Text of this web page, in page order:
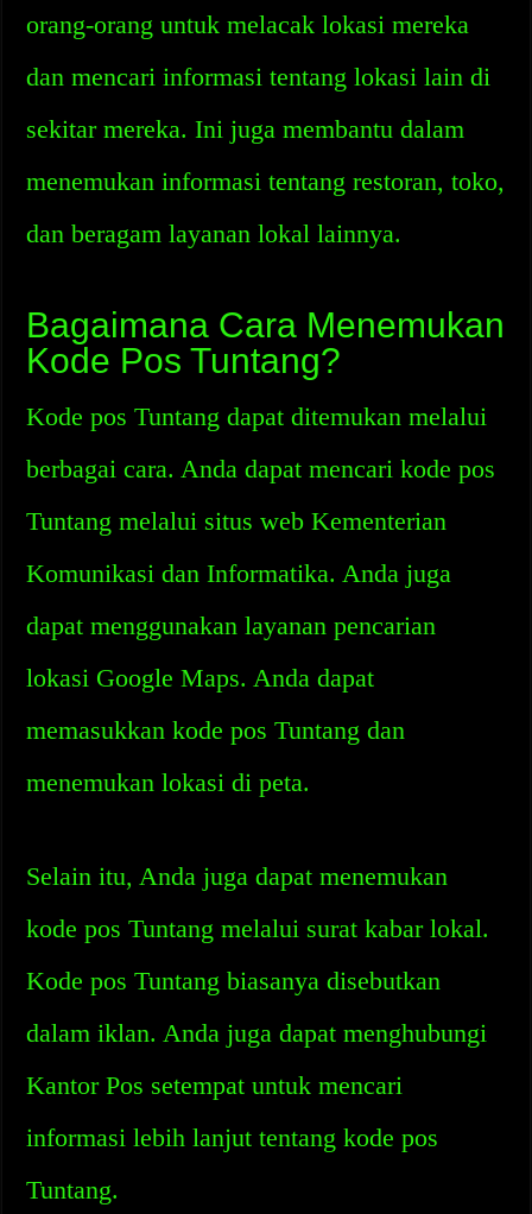
orang-orang untuk melacak lokasi mereka
dan mencari informasi tentang lokasi lain di
sekitar mereka. Ini juga membantu dalam
menemukan informasi tentang restoran, toko,
dan beragam layanan lokal lainnya.
Bagaimana Cara Menemukan
Kode Pos Tuntang?
Kode pos Tuntang dapat ditemukan melalui
berbagai cara. Anda dapat mencari kode pos
Tuntang melalui situs web Kementerian
Komunikasi dan Informatika. Anda juga
dapat menggunakan layanan pencarian
lokasi Google Maps. Anda dapat
memasukkan kode pos Tuntang dan
menemukan lokasi di peta.
Selain itu, Anda juga dapat menemukan
kode pos Tuntang melalui surat kabar lokal.
Kode pos Tuntang biasanya disebutkan
dalam iklan. Anda juga dapat menghubungi
Kantor Pos setempat untuk mencari
informasi lebih lanjut tentang kode pos
Tuntang.